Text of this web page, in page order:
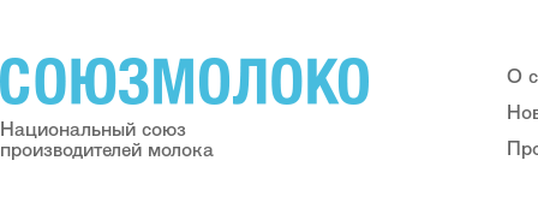
Национальный союз
производителей молока
О